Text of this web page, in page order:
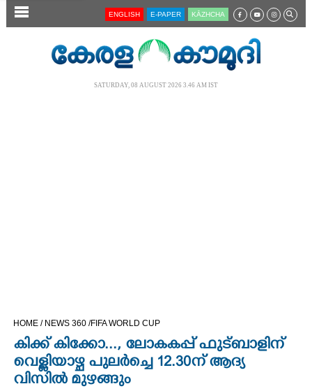
SECTIONS
CINEMA
OPINION
ENGLISH E-PAPER KĀZHCHA
SATURDAY, 08 AUGUST 2026 3.46 AM IST
HOME / NEWS 360 /FIFA WORLD CUP
കിക്ക് കിക്കോ..., ലോകകപ്പ് ഫുട്ബാളിന്
വെള്ളിയാഴ്ച പുലർച്ചെ 12.30ന് ആദ്യ
വിസിൽ മുഴങ്ങും